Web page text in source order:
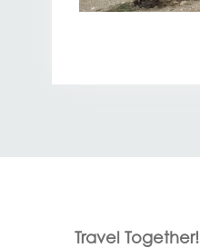
Travel Together!